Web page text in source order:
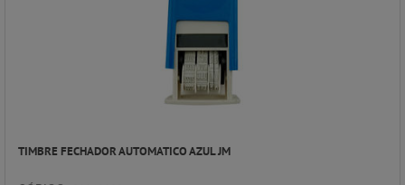
TIMBRE FECHADOR AUTOMATICO AZUL JM